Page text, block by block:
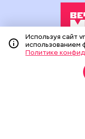
Издание создано при
средств массовой
На сайте
(информационные
Используя сайт
использованием
Политике